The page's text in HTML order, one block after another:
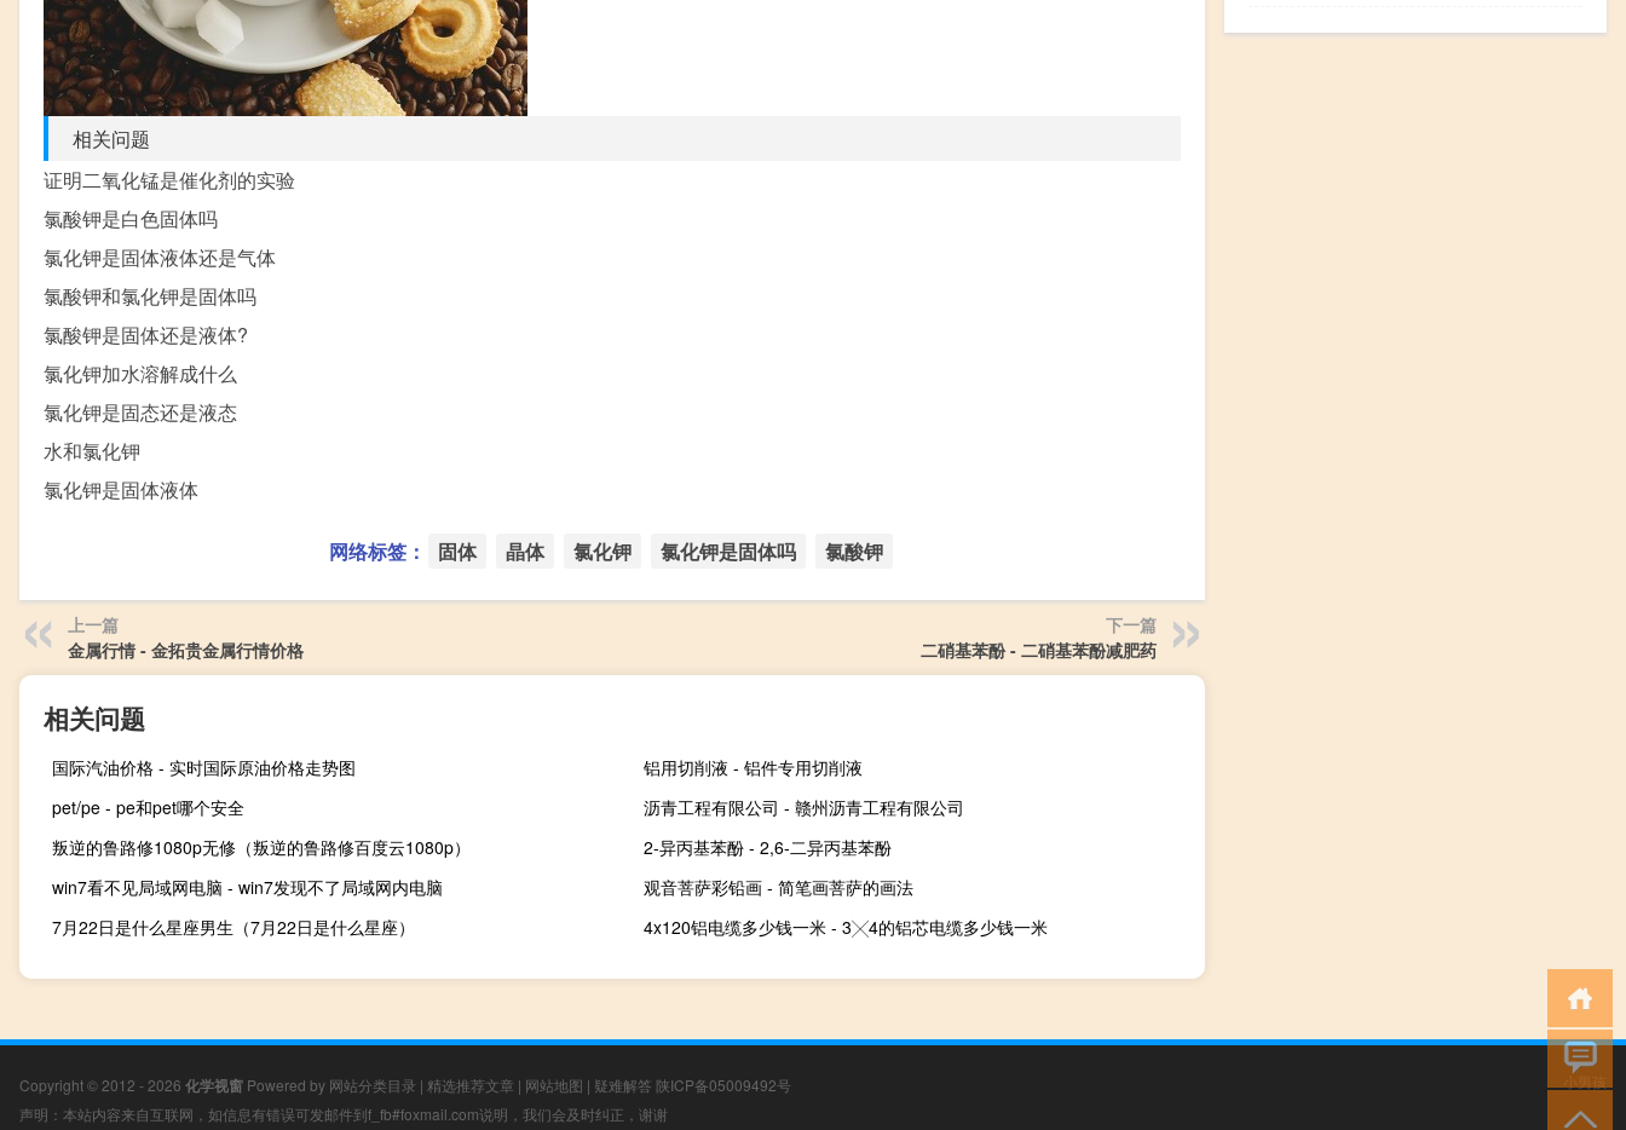
相关问题
证明二氧化锰是催化剂的实验
氯酸钾是白色固体吗
氯化钾是固体液体还是气体
氯酸钾和氯化钾是固体吗
氯酸钾是固体还是液体?
氯化钾加水溶解成什么
氯化钾是固态还是液态
水和氯化钾
氯化钾是固体液体
网络标签： 固体 晶体 氯化钾 氯化钾是固体吗 氯酸钾
上一篇
金属行情 - 金拓贵金属行情价格
下一篇
二硝基苯酚 - 二硝基苯酚减肥药
相关问题
国际汽油价格 - 实时国际原油价格走势图
铝用切削液 - 铝件专用切削液
pet/pe - pe和pet哪个安全
沥青工程有限公司 - 赣州沥青工程有限公司
叛逆的鲁路修1080p无修（叛逆的鲁路修百度云1080p）
2-异丙基苯酚 - 2,6-二异丙基苯酚
win7看不见局域网电脑 - win7发现不了局域网内电脑
观音菩萨彩铅画 - 简笔画菩萨的画法
7月22日是什么星座男生（7月22日是什么星座）
4x120铝电缆多少钱一米 - 3╳4的铝芯电缆多少钱一米
Copyright © 2012 - 2026 化学视窗 Powered by 网站分类目录 | 精选推荐文章 | 网站地图 | 疑难解答 陕ICP备05009492号
声明：本站内容来自互联网，如信息有错误可发邮件到f_fb#foxmail.com说明，我们会及时纠正，谢谢
小男孩